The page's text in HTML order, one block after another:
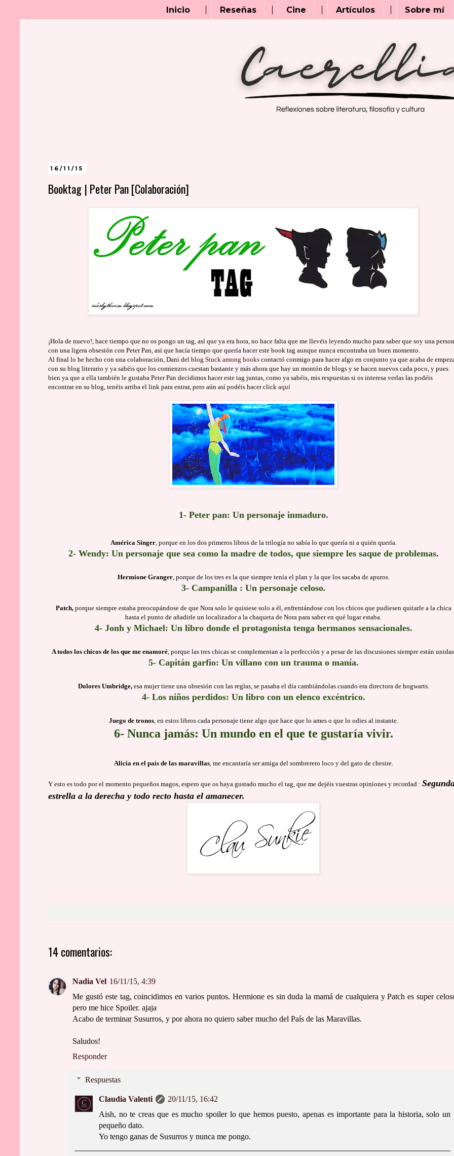
Inicio Reseñas Cine Artículos Sobre mí
16/11/15
Booktag | Peter Pan [Colaboración]
¡Hola de nuevo!, hace tiempo que no os pongo un tag, así que ya era hora, no hace falta que me llevéis leyendo mucho para saber que soy una
con una ligera obsesión con Peter Pan, así que hacía tiempo que quería hacer este book tag aunque nunca encontraba un buen momento.
Al final lo he hecho con una colaboración, Dani del blog Stuck among books contactó conmigo para hacer algo en conjunto ya que acaba de
con su blog literario y ya sabéis que los comienzos cuestan bastante y más ahora que hay un montón de blogs y se hacen nuevos cada poco, y pues
bien ya que a ella también le gustaba Peter Pan decidimos hacer este tag juntas, como ya sabéis, mis respuestas si os interesa verlas las podéis
encontrar en su blog, tenéis arriba el link para entrar, pero aún así podéis hacer click aquí
1- Peter pan: Un personaje inmaduro.
América Singer, porque en los dos primeros libros de la trilogía no sabía lo que quería ni a quién quería.
2- Wendy: Un personaje que sea como la madre de todos, que siempre les saque de problemas.
Hermione Granger, porque de los tres es la que siempre tenía el plan y la que los sacaba de apuros.
3- Campanilla : Un personaje celoso.
Patch,porque siempre estaba preocupándose de que Nora solo le quisiese solo a él, enfrentándose con los chicos que pudiesen quitarle a la chica
hasta el punto de añadirle un localizador a la chaqueta de Nora para saber en qué lugar estaba.
4- Jonh y Michael: Un libro donde el protagonista tenga hermanos sensacionales.
A todos los chicos de los que me enamoré, porque las tres chicas se complementan a la perfección y a pesar de las discusiones siempre están
5- Capitán garfio: Un villano con un trauma o manía.
Dolores Umbridge,esa mujer tiene una obsesión con las reglas, se pasaba el día cambiándolas cuando era directora de hogwarts.
4- Los niños perdidos: Un libro con un elenco excéntrico.
Juego de tronos, en estos libros cada personaje tiene algo que hace que lo ames o que lo odies al instante.
6- Nunca jamás: Un mundo en el que te gustaría vivir.
Alicia en el país de las maravillas, me encantaría ser amiga del sombrerero loco y del gato de chesire.
Y esto es todo por el momento pequeños magos, espero que os haya gustado mucho el tag, que me dejéis vuestras opiniones y recordad :
estrella a la derecha y todo recto hasta el amanecer.
14 comentarios:
Nadia Vel 16/11/15, 4:39
Me gustó este tag, coincidimos en varios puntos. Hermione es sin duda la mamá de cualquiera y Patch es super
pero me hice Spoiler. ajaja
Acabo de terminar Susurros, y por ahora no quiero saber mucho del País de las Maravillas.
Saludos!
Responder
Respuestas
Claudia Valenti
20/11/15, 16:42
Aish, no te creas que es mucho spoiler lo que hemos puesto, apenas es importante para la historia, solo un
pequeño dato.
Yo tengo ganas de Susurros y nunca me pongo.